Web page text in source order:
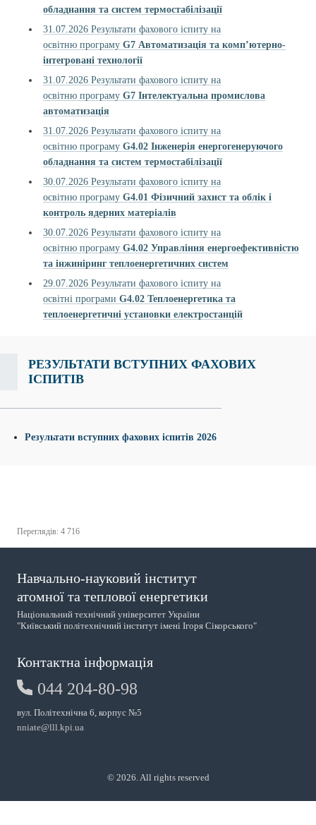
обладнання та систем термостабілізації
31.07.2026 Результати фахового іспиту на
освітню програму G7 Автоматизація та комп’ютерно-
інтегровані технології
31.07.2026 Результати фахового іспиту на
освітню програму G7 Інтелектуальна промислова
автоматизація
31.07.2026 Результати фахового іспиту на
освітню програму G4.02 Інженерія енергогенеруючого
обладнання та систем термостабілізації
30.07.2026 Результати фахового іспиту на
освітню програму G4.01 Фізичний захист та облік і
контроль ядерних матеріалів
30.07.2026 Результати фахового іспиту на
освітню програму G4.02 Управління енергоефективністю
та інжиніринг теплоенергетичних систем
29.07.2026 Результати фахового іспиту на
освітні програми G4.02 Теплоенергетика та
теплоенергетичні установки електростанцій
РЕЗУЛЬТАТИ ВСТУПНИХ ФАХОВИХ
ІСПИТІВ
Результати вступних фахових іспитів 2026
Переглядів: 4 716
Навчально-науковий інститут
атомної та теплової енергетики
Національний технічний університет України
"Київський політехнічний інститут імені Ігоря Сікорського"
Контактна інформація
044 204-80-98
вул. Політехнічна 6, корпус №5
nniate@lll.kpi.ua
© 2026. All rights reserved